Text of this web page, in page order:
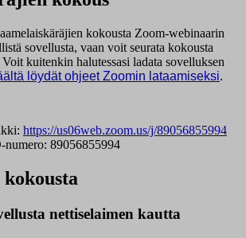
kokousta Zoom-webinaarin
sovellusta, vaan voit seurata kokousta
kuitenkin halutessasi ladata sovelluksen
löydät ohjeet Zoomin lataamiseksi.
https://us06web.zoom.us/j/89056855994
numero: 89056855994
nettiselaimen kautta